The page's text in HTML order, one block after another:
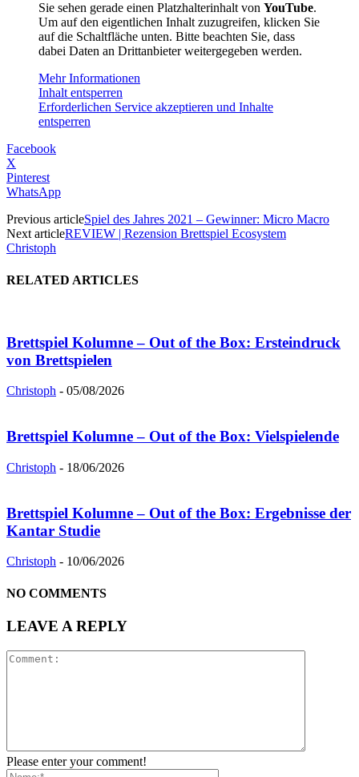
Sie sehen gerade einen Platzhalterinhalt von YouTube.
Um auf den eigentlichen Inhalt zuzugreifen, klicken Sie
auf die Schaltfläche unten. Bitte beachten Sie, dass
dabei Daten an Drittanbieter weitergegeben werden.
Mehr Informationen
Inhalt entsperren
Erforderlichen Service akzeptieren und Inhalte
entsperren
Facebook
X
Pinterest
WhatsApp
Previous articleSpiel des Jahres 2021 – Gewinner: Micro Macro
Next articleREVIEW | Rezension Brettspiel Ecosystem
Christoph
RELATED ARTICLES
Brettspiel Kolumne – Out of the Box: Ersteindruck
von Brettspielen
Christoph - 05/08/2026
Brettspiel Kolumne – Out of the Box: Vielspielende
Christoph - 18/06/2026
Brettspiel Kolumne – Out of the Box: Ergebnisse der
Kantar Studie
Christoph - 10/06/2026
NO COMMENTS
LEAVE A REPLY
Please enter your comment!